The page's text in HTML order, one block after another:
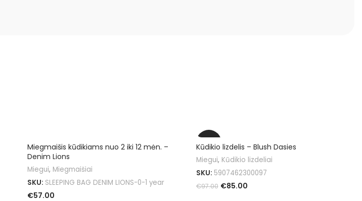
Miegmaišis kūdikiams nuo 2 iki 12 mėn. –
Denim Lions
Miegui, Miegmaišiai
SKU: SLEEPING BAG DENIM LIONS-0-1 year
€57.00
-12%
Kūdikio lizdelis – Blush Dasies
Miegui, Kūdikio lizdeliai
SKU: 5907462300097
€97.00 €85.00